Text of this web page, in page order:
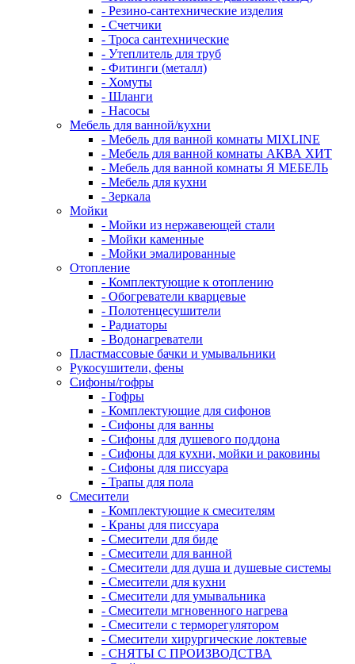
- Резино-сантехнические изделия
- Счетчики
- Троса сантехнические
- Утеплитель для труб
- Фитинги (металл)
- Хомуты
- Шланги
- Насосы
Мебель для ванной/кухни
- Мебель для ванной комнаты MIXLINE
- Мебель для ванной комнаты АКВА ХИТ
- Мебель для ванной комнаты Я МЕБЕЛЬ
- Мебель для кухни
- Зеркала
Мойки
- Мойки из нержавеющей стали
- Мойки каменные
- Мойки эмалированные
Отопление
- Комплектующие к отоплению
- Обогреватели кварцевые
- Полотенцесушители
- Радиаторы
- Водонагреватели
Пластмассовые бачки и умывальники
Рукосушители, фены
Сифоны/гофры
- Гофры
- Комплектующие для сифонов
- Сифоны для ванны
- Сифоны для душевого поддона
- Сифоны для кухни, мойки и раковины
- Сифоны для писсуара
- Трапы для пола
Смесители
- Комплектующие к смесителям
- Краны для писсуара
- Смесители для биде
- Смесители для ванной
- Смесители для душа и душевые системы
- Смесители для кухни
- Смесители для умывальника
- Смесители мгновенного нагрева
- Смесители с терморегулятором
- Смесители хирургические локтевые
- СНЯТЫ С ПРОИЗВОДСТВА